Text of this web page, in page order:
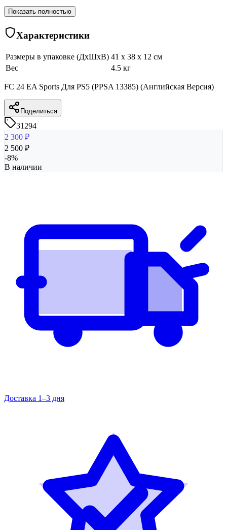
Показать полностью
Характеристики
Размеры в упаковке (ДхШхВ) 41 x 38 x 12 см
Вес
4.5 кг
FC 24 EA Sports Для PS5 (PPSA 13385) (Английская Версия)
Поделиться
31294
2 300 ₽
2 500 ₽
-8%
В наличии
Доставка 1–3 дня